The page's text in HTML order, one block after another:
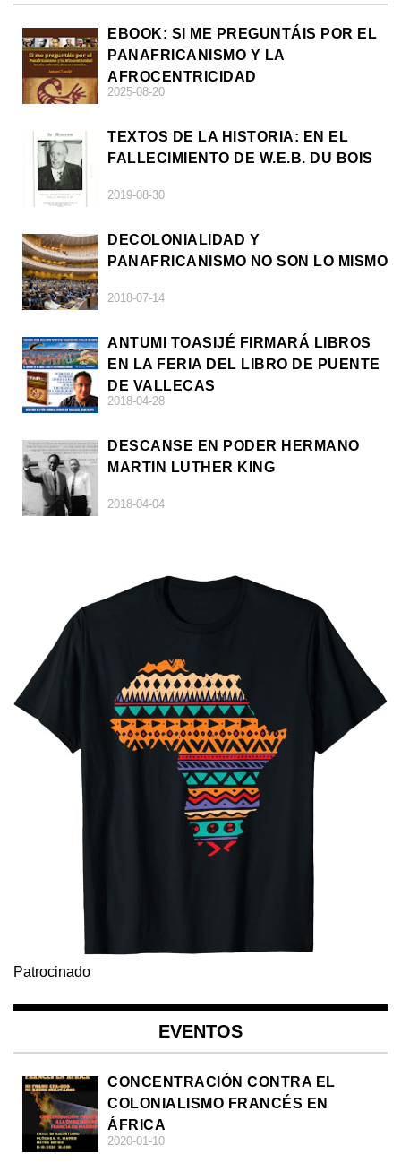
EBOOK: SI ME PREGUNTÁIS POR EL
PANAFRICANISMO Y LA
AFROCENTRICIDAD
2025-08-20
TEXTOS DE LA HISTORIA: EN EL
FALLECIMIENTO DE W.E.B. DU BOIS
2019-08-30
DECOLONIALIDAD Y
PANAFRICANISMO NO SON LO MISMO
2018-07-14
ANTUMI TOASIJÉ FIRMARÁ LIBROS
EN LA FERIA DEL LIBRO DE PUENTE
DE VALLECAS
2018-04-28
DESCANSE EN PODER HERMANO
MARTIN LUTHER KING
2018-04-04
Patrocinado
EVENTOS
CONCENTRACIÓN CONTRA EL
COLONIALISMO FRANCÉS EN
ÁFRICA
2020-01-10